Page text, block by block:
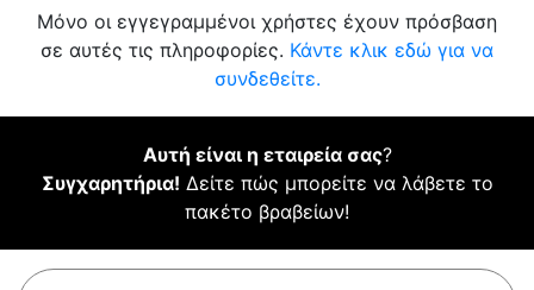
Μόνο οι εγγεγραμμένοι χρήστες έχουν πρόσβαση
σε αυτές τις πληροφορίες. Κάντε κλικ εδώ για να
συνδεθείτε.
Αυτή είναι η εταιρεία σας?
Συγχαρητήρια! Δείτε πώς μπορείτε να λάβετε το
πακέτο βραβείων!